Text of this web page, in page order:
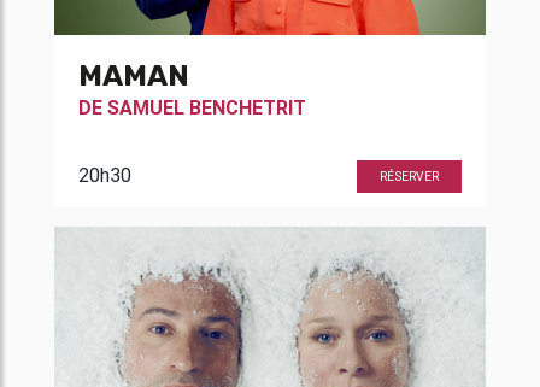
MAMAN
DE SAMUEL BENCHETRIT
20h30 RÉSERVER